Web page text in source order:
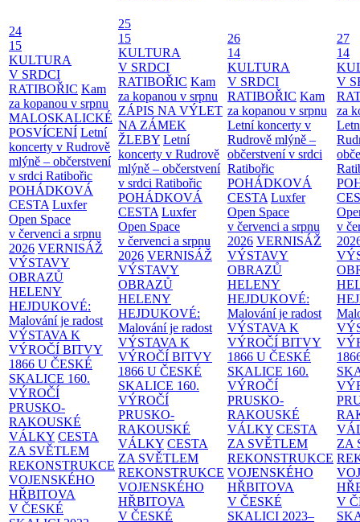
24
15
KULTURA
V SRDCI
RATIBOŘIC Kam
za kopanou v srpnu
MALOSKALICKÉ
POSVÍCENÍ Letní
koncerty v Rudrově
mlýně – občerstvení
v srdci Ratibořic
POHÁDKOVÁ
CESTA Luxfer
Open Space
v červenci a srpnu
2026 VERNISÁŽ
VÝSTAVY
OBRAZŮ
HELENY
HEJDUKOVÉ:
Malování je radost
VÝSTAVA K
VÝROČÍ BITVY
1866 U ČESKÉ
SKALICE 160.
VÝROČÍ
PRUSKO-
RAKOUSKÉ
VÁLKY CESTA
ZA SVĚTLEM
REKONSTRUKCE
VOJENSKÉHO
HŘBITOVA
V ČESKÉ
25
15
KULTURA
V SRDCI
RATIBOŘIC Kam
za kopanou v srpnu
ZÁPIS NA VÝLET
NA ZÁMEK
ŽLEBY Letní
koncerty v Rudrově
mlýně – občerstvení
v srdci Ratibořic
POHÁDKOVÁ
CESTA Luxfer
Open Space
v červenci a srpnu
2026 VERNISÁŽ
VÝSTAVY
OBRAZŮ
HELENY
HEJDUKOVÉ:
Malování je radost
VÝSTAVA K
VÝROČÍ BITVY
1866 U ČESKÉ
SKALICE 160.
VÝROČÍ
PRUSKO-
RAKOUSKÉ
VÁLKY CESTA
ZA SVĚTLEM
REKONSTRUKCE
VOJENSKÉHO
HŘBITOVA
V ČESKÉ
26
14
KULTURA
V SRDCI
RATIBOŘIC Kam
za kopanou v srpnu
Letní koncerty v
Rudrově mlýně –
občerstvení v srdci
Ratibořic
POHÁDKOVÁ
CESTA Luxfer
Open Space
v červenci a srpnu
2026 VERNISÁŽ
VÝSTAVY
OBRAZŮ
HELENY
HEJDUKOVÉ:
Malování je radost
VÝSTAVA K
VÝROČÍ BITVY
1866 U ČESKÉ
SKALICE 160.
VÝROČÍ
PRUSKO-
RAKOUSKÉ
VÁLKY CESTA
ZA SVĚTLEM
REKONSTRUKCE
VOJENSKÉHO
HŘBITOVA
V ČESKÉ
SKALICI 2023–
27
14
V
za
v
ZA
V